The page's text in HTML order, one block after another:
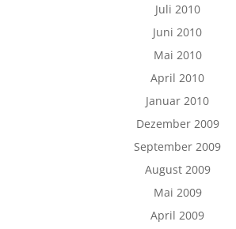
Juli 2010
Juni 2010
Mai 2010
April 2010
Januar 2010
Dezember 2009
September 2009
August 2009
Mai 2009
April 2009